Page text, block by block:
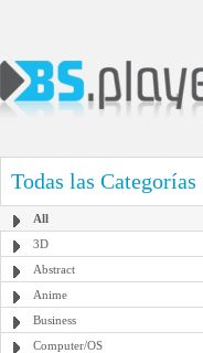
Todas las Categorías
All
3D
Abstract
Anime
Business
Computer/OS